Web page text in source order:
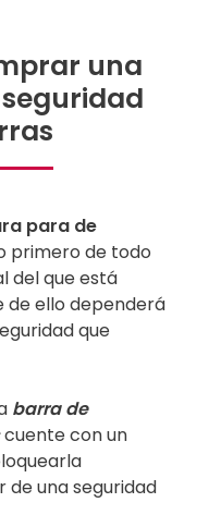
una
para de
primero de todo
del que está
de ello dependerá
que
barra de
cuente con un
de una seguridad